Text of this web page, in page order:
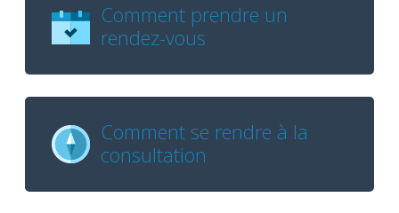
Comment prendre un
rendez-vous
Comment se rendre à la
consultation